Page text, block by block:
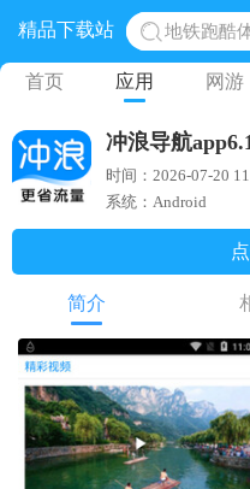
精品下载站
地铁跑酷
网易光遇
蛋仔派对
奥特曼王
首页 应用 网游
冲浪导航
时间：2026-07-20
系统：Android
简介